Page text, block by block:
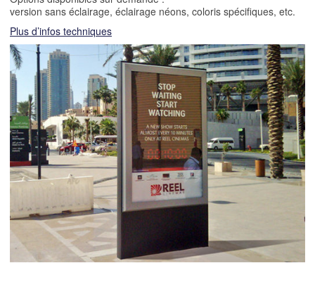
version sans éclairage, éclairage néons, coloris spécifiques, etc.
Plus d’infos techniques